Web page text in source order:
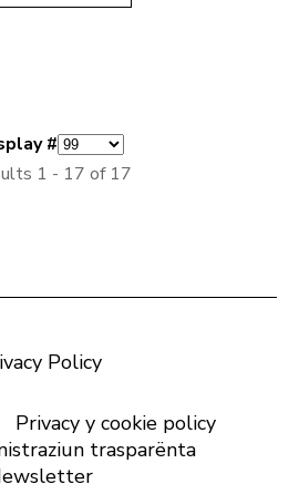
#
1 - 17 of 17
Policy
Privacy y cookie policy
trasparënta